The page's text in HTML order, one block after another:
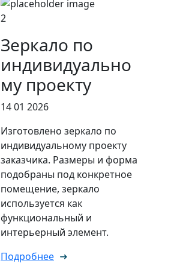
2
Зеркало по
индивидуально
му проекту
14 01 2026
Изготовлено зеркало по
индивидуальному проекту
заказчика. Размеры и форма
подобраны под конкретное
помещение, зеркало
используется как
функциональный и
интерьерный элемент.
Подробнее